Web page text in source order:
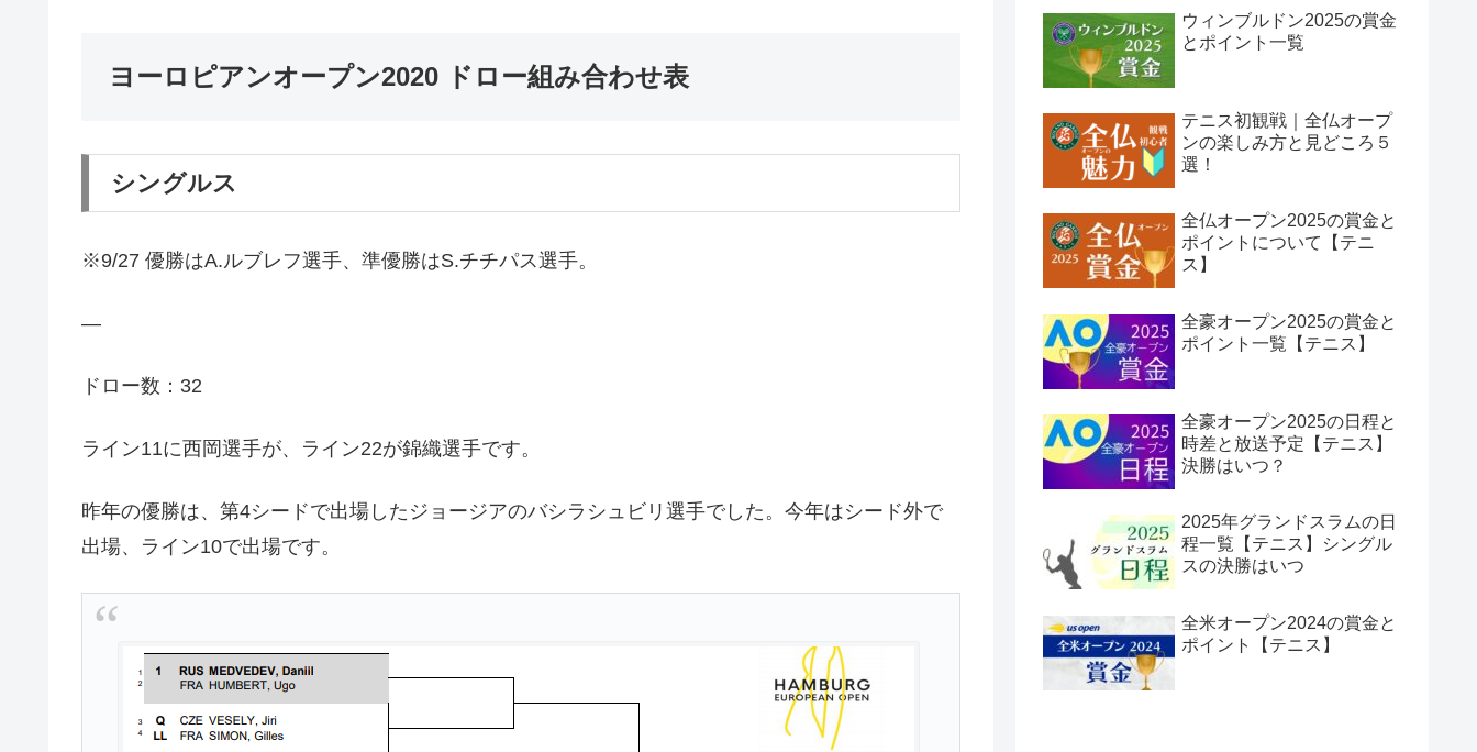
ヨーロピアンオープン2020 ドロー組み合わせ表
シングルス
※9/27 優勝はA.ルブレフ選手、準優勝はS.チチパス選手。
—
ドロー数：32
ライン11に西岡選手が、ライン22が錦織選手です。
昨年の優勝は、第4シードで出場したジョージアのバシラシュビリ選手でした。今年はシード外で
出場、ライン10で出場です。
ウィンブルドン2025の賞金
とポイント一覧
テニス初観戦｜全仏オープ
ンの楽しみ方と見どころ５
選！
全仏オープン2025の賞金と
ポイントについて【テニ
ス】
全豪オープン2025の賞金と
ポイント一覧【テニス】
全豪オープン2025の日程と
時差と放送予定【テニス】
決勝はいつ？
2025年グランドスラムの日
程一覧【テニス】シングル
スの決勝はいつ
全米オープン2024の賞金と
ポイント【テニス】